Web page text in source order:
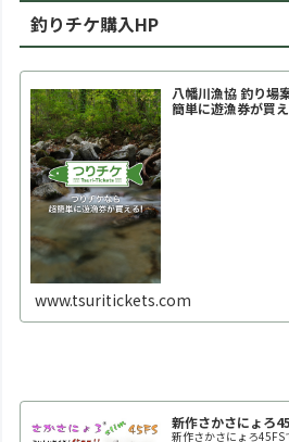
釣りチケ購入HP
八幡川漁協 釣り場
簡単に遊漁券が買え
www.tsuritickets.com
新作さかさにょろ
新作さかさにょろ45FS